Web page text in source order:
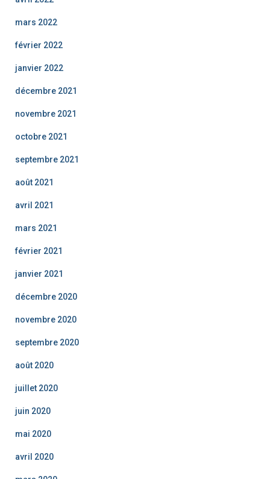
mars 2022
février 2022
janvier 2022
décembre 2021
novembre 2021
octobre 2021
septembre 2021
août 2021
avril 2021
mars 2021
février 2021
janvier 2021
décembre 2020
novembre 2020
septembre 2020
août 2020
juillet 2020
juin 2020
mai 2020
avril 2020